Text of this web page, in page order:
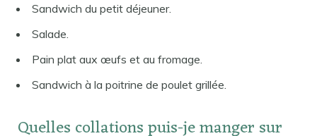
Sandwich du petit déjeuner.
Salade.
Pain plat aux œufs et au fromage.
Sandwich à la poitrine de poulet grillée.
Quelles collations puis-je manger sur